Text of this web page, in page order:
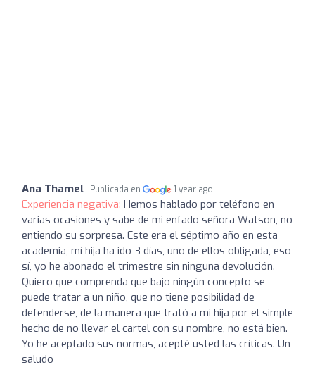
Ana Thamel Publicada en 1 year ago
Experiencia negativa: Hemos hablado por teléfono en
varias ocasiones y sabe de mi enfado señora Watson, no
entiendo su sorpresa. Este era el séptimo año en esta
academia, mí hija ha ido 3 días, uno de ellos obligada, eso
sí, yo he abonado el trimestre sin ninguna devolución.
Quiero que comprenda que bajo ningún concepto se
puede tratar a un niño, que no tiene posibilidad de
defenderse, de la manera que trató a mi hija por el simple
hecho de no llevar el cartel con su nombre, no está bien.
Yo he aceptado sus normas, acepté usted las críticas. Un
saludo